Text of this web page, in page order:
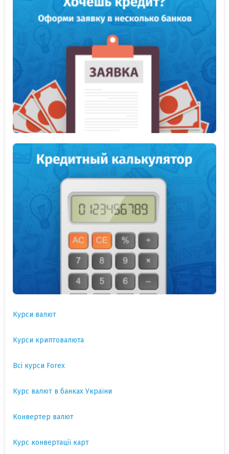
Курси валют
Курси криптовалюта
Всі курси Forex
Курс валют в банках України
Конвертер валют
Курс конвертації карт